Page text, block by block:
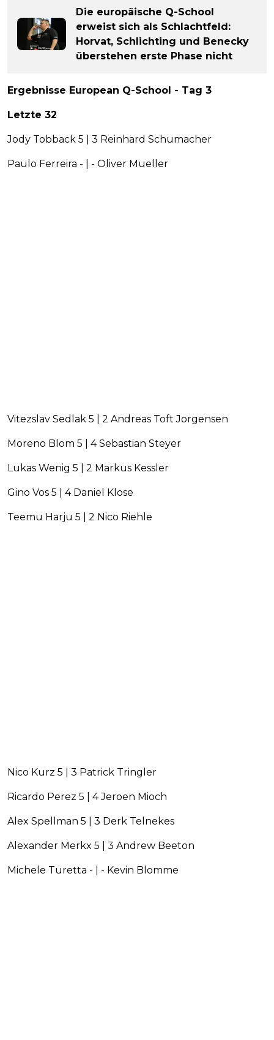
Die europäische Q-School
erweist sich als Schlachtfeld:
Horvat, Schlichting und Benecky
überstehen erste Phase nicht
Ergebnisse European Q-School - Tag 3
Letzte 32
Jody Tobback 5 | 3 Reinhard Schumacher
Paulo Ferreira - | - Oliver Mueller
Vitezslav Sedlak 5 | 2 Andreas Toft Jorgensen
Moreno Blom 5 | 4 Sebastian Steyer
Lukas Wenig 5 | 2 Markus Kessler
Gino Vos 5 | 4 Daniel Klose
Teemu Harju 5 | 2 Nico Riehle
Nico Kurz 5 | 3 Patrick Tringler
Ricardo Perez 5 | 4 Jeroen Mioch
Alex Spellman 5 | 3 Derk Telnekes
Alexander Merkx 5 | 3 Andrew Beeton
Michele Turetta - | - Kevin Blomme